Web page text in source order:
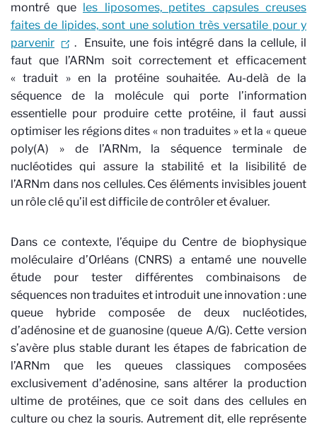
montré que les liposomes, petites capsules creuses
faites de lipides, sont une solution très versatile pour y
parvenir
.
Ensuite, une fois intégré dans la cellule, il
faut que l’ARNm soit correctement et efficacement
« traduit » en la protéine souhaitée. Au-delà de la
séquence de la molécule qui porte l’information
essentielle pour produire cette protéine, il faut aussi
optimiser les régions dites « non traduites » et la « queue
poly(A) » de l’ARNm, la séquence terminale de
nucléotides qui assure la stabilité et la lisibilité de
l’ARNm dans nos cellules. Ces éléments invisibles jouent
un rôle clé qu’il est difficile de contrôler et évaluer.
Dans ce contexte, l’équipe du Centre de biophysique
moléculaire d’Orléans (CNRS) a entamé une nouvelle
étude pour tester différentes combinaisons de
séquences non traduites et introduit une innovation : une
queue hybride composée de deux nucléotides,
d’adénosine et de guanosine (queue A/G). Cette version
s’avère plus stable durant les étapes de fabrication de
l’ARNm que les queues classiques composées
exclusivement d’adénosine, sans altérer la production
ultime de protéines, que ce soit dans des cellules en
culture ou chez la souris. Autrement dit, elle représente